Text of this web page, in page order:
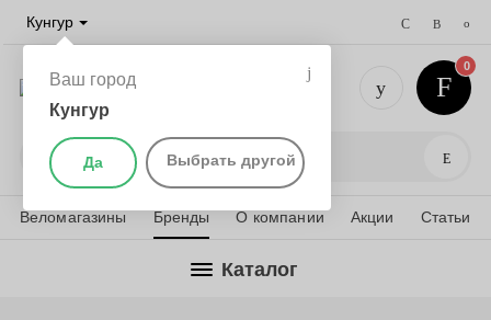
Кунгур
Ваш город
Кунгур
Да Выбрать другой Поиск
+7 (952)
0
Веломагазины Бренды О компании Акции Статьи
Каталог